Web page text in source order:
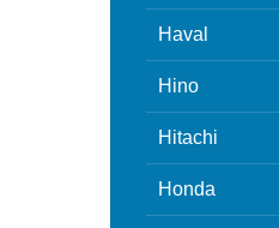
Haval
Hino
Hitachi
Honda